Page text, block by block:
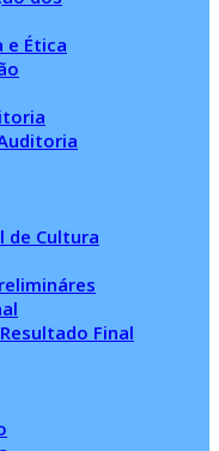
e Ética
de Cultura
Final